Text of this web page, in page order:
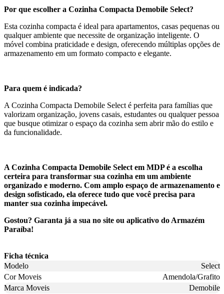
Por que escolher a Cozinha Compacta Demobile Select?
Esta cozinha compacta é ideal para apartamentos, casas pequenas ou
qualquer ambiente que necessite de organização inteligente. O
móvel combina praticidade e design, oferecendo múltiplas opções de
armazenamento em um formato compacto e elegante.
Para quem é indicada?
A Cozinha Compacta Demobile Select é perfeita para famílias que
valorizam organização, jovens casais, estudantes ou qualquer pessoa
que busque otimizar o espaço da cozinha sem abrir mão do estilo e
da funcionalidade.
A Cozinha Compacta Demobile Select em MDP é a escolha
certeira para transformar sua cozinha em um ambiente
organizado e moderno. Com amplo espaço de armazenamento e
design sofisticado, ela oferece tudo que você precisa para
manter sua cozinha impecável.
Gostou? Garanta já a sua no site ou aplicativo do Armazém
Paraíba!
Ficha técnica
Modelo
Select
Cor Moveis
Amendola/Grafito
Marca Moveis
Demobile